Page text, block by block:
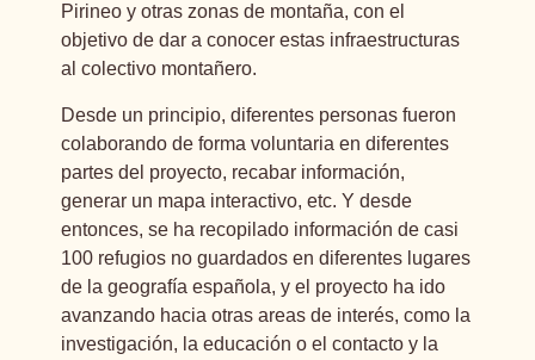
Pirineo y otras zonas de montaña, con el
objetivo de dar a conocer estas infraestructuras
al colectivo montañero.
Desde un principio, diferentes personas fueron
colaborando de forma voluntaria en diferentes
partes del proyecto, recabar información,
generar un mapa interactivo, etc. Y desde
entonces, se ha recopilado información de casi
100 refugios no guardados en diferentes lugares
de la geografía española, y el proyecto ha ido
avanzando hacia otras areas de interés, como la
investigación, la educación o el contacto y la